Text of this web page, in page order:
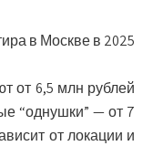
в Москве в 2025
от 6,5 млн рублей
“однушки” — от 7
от локации и